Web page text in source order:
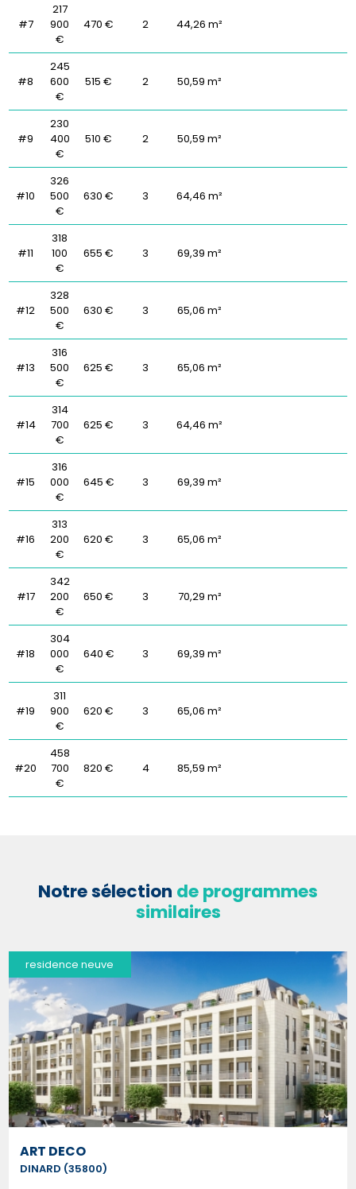
#7
217
900
€
470 € 2 44,26 m²
#8
245
600
€
515 € 2 50,59 m²
#9
230
400
€
510 € 2 50,59 m²
#10
326
500
€
630 € 3 64,46 m²
#11
318
100
€
655 € 3 69,39 m²
#12
328
500
€
630 € 3 65,06 m²
#13
316
500
€
625 € 3 65,06 m²
#14
314
700
€
625 € 3 64,46 m²
#15
316
000
€
645 € 3 69,39 m²
#16
313
200
€
620 € 3 65,06 m²
#17
342
200
€
650 € 3 70,29 m²
#18
304
000
€
640 € 3 69,39 m²
#19
311
900
€
620 € 3 65,06 m²
#20
458
700
€
820 € 4 85,59 m²
Notre sélection de programmes
similaires
residence neuve
ART DECO
DINARD (35800)